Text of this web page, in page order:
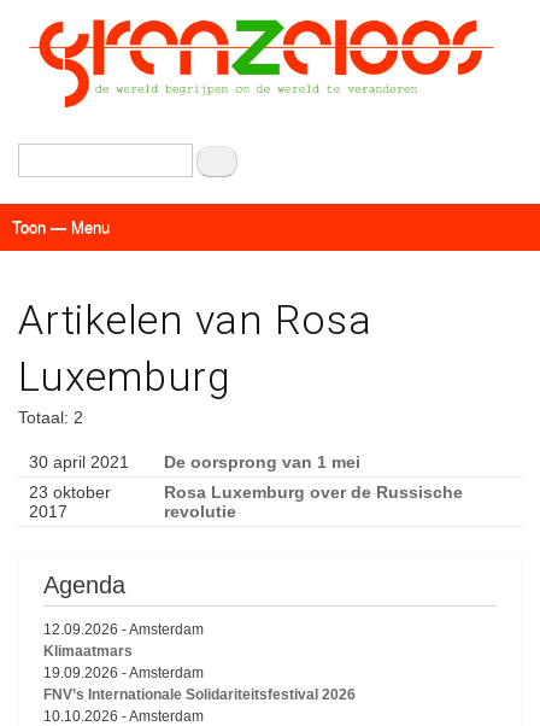
Overslaan
en
naar
de
Zoeken
Menu
Toon — Menu
Artikelen van Rosa
Luxemburg
Totaal: 2
30 april 2021
De oorsprong van 1 mei
23 oktober
2017
Rosa Luxemburg over de Russische
revolutie
Agenda
12.09.2026 -Amsterdam
Klimaatmars
19.09.2026 -Amsterdam
FNV’s Internationale Solidariteitsfestival 2026
10.10.2026 -Amsterdam